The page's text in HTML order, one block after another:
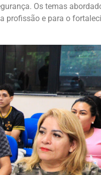
Os temas
profissão e para o